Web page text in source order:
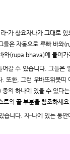
-가 상요자나가 그대로
들은 자동으로 루빠 바
와(rupa bhava)에 들어가
갈 수 있습니다. 그들은
. 또한, 그런 우바또위
의 하나에 있을 수 있다
트의 끝 부분을 참조하세
니다. 자-나에 있는 동안